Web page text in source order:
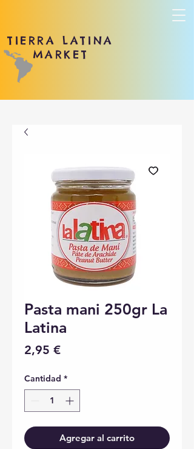
TIERRA LATINA
MARKET
Pasta mani 250gr La
Latina
2,95 €Precio
Cantidad *
Agregar al carrito